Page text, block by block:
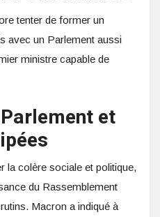
tenter de former un
avec un Parlement aussi
ministre capable de
et
la colère sociale et politique,
du Rassemblement
Macron a indiqué à